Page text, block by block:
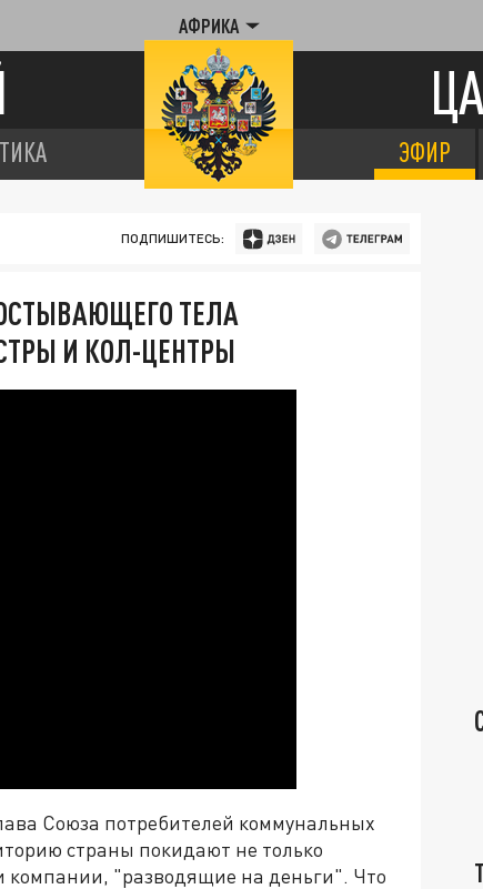
АФРИКА
ЭФИР
ПОДПИШИТЕСЬ:
ТЕЛА
И КОЛ-ЦЕНТРЫ
Союза потребителей коммунальных
страны покидают не только
компании, "разводящие на деньги". Что